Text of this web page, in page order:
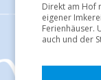
Direkt am Hof
eigener
Ferienhäuser.
auch und der